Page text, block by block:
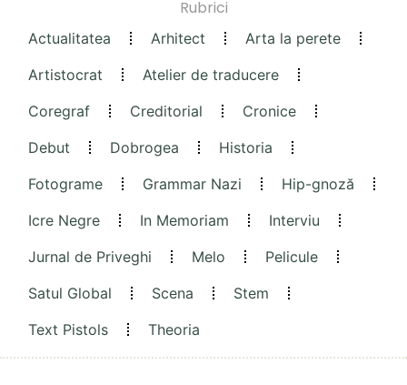
Rubrici
Actualitatea Arhitect
Arta la perete
Artistocrat
Atelier de traducere
Coregraf
Creditorial
Cronice
Debut
Dobrogea
Historia
Fotograme
Grammar Nazi
Hip-gnoză
Icre Negre
In Memoriam
Interviu
Jurnal de Priveghi
Melo
Pelicule
Satul Global
Scena
Stem
Text Pistols
Theoria